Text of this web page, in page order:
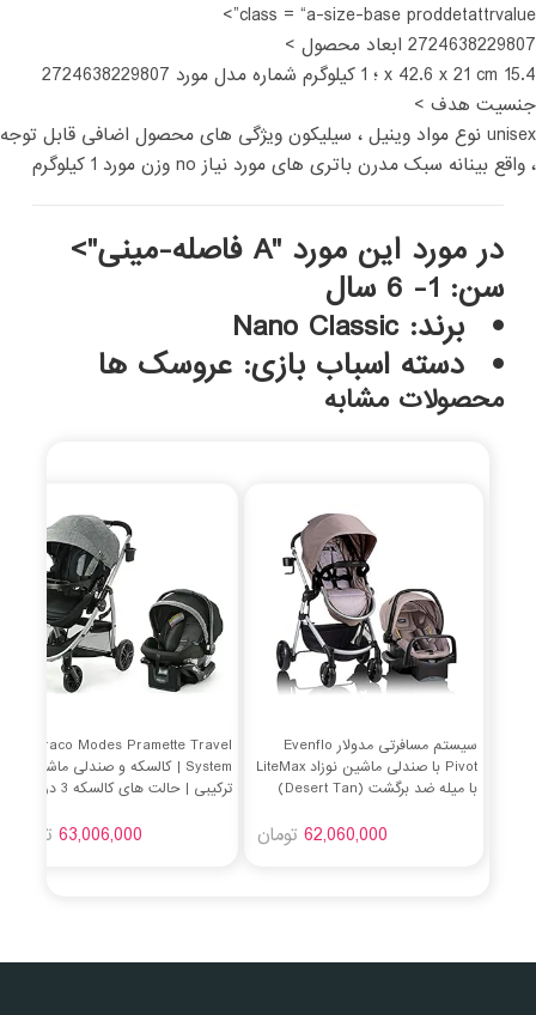
class = “a-size-base proddetattrvalue”>
2724638229807 ابعاد محصول >
15.4 x 42.6 x 21 cm ؛ 1 کیلوگرم شماره مدل مورد 2724638229807
جنسیت هدف >
unisex نوع مواد وینیل ، سیلیکون ویژگی های محصول اضافی قابل توجه
، واقع بینانه سبک مدرن باتری های مورد نیاز no وزن مورد 1 کیلوگرم
در مورد این مورد "A فاصله-مینی">
سن: 1- 6 سال
برند: Nano Classic
دسته اسباب بازی: عروسک ها
محصولات مشابه
سیستم مسافرتی مدولار Evenflo
Pivot با صندلی ماشین نوزاد LiteMax
با میله ضد برگشت (Desert Tan)
62,060,000تومان
Graco Modes Pramette Travel
System | کالسکه و صندلی ماشین
63,006,000 تومان